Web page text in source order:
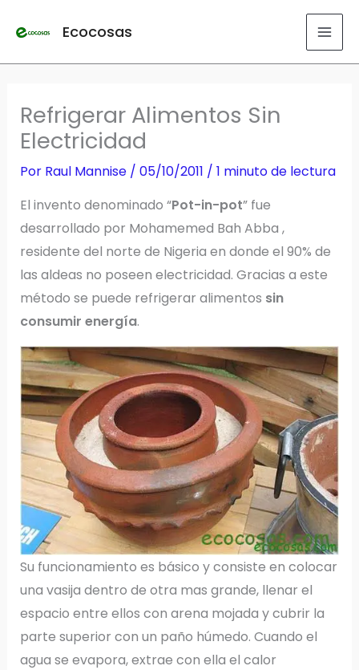
Ecocosas
Refrigerar Alimentos Sin
Electricidad
Por Raul Mannise / 05/10/2011 / 1 minuto de lectura
El invento denominado “Pot-in-pot” fue
desarrollado por Mohamemed Bah Abba ,
residente del norte de Nigeria en donde el 90% de
las aldeas no poseen electricidad. Gracias a este
método se puede refrigerar alimentos sin
consumir energía.
Su funcionamiento es básico y consiste en colocar
una vasija dentro de otra mas grande, llenar el
espacio entre ellos con arena mojada y cubrir la
parte superior con un paño húmedo. Cuando el
agua se evapora, extrae con ella el calor